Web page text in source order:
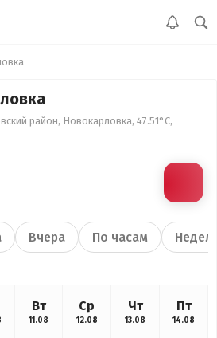
район, Новокарловка, 47.51°С,
Вчера По часам
Вт
11.08
Ср
12.08
Чт
13.08
Пт
14.08